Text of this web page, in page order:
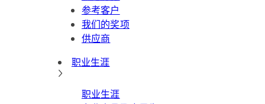
参考客户
我们的奖项
供应商
职业生涯
职业生涯